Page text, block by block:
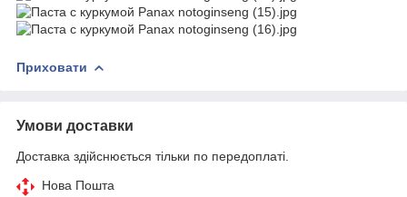
Приховати
Умови доставки
Доставка здійснюється тільки по передоплаті.
Нова Пошта